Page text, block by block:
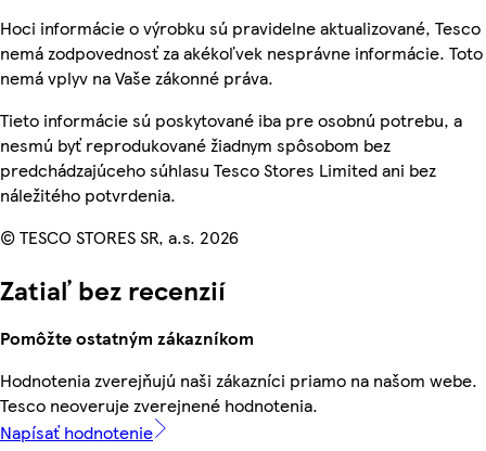
Hoci informácie o výrobku sú pravidelne aktualizované, Tesco
nemá zodpovednosť za akékoľvek nesprávne informácie. Toto
nemá vplyv na Vaše zákonné práva.
Tieto informácie sú poskytované iba pre osobnú potrebu, a
nesmú byť reprodukované žiadnym spôsobom bez
predchádzajúceho súhlasu Tesco Stores Limited ani bez
náležitého potvrdenia.
© TESCO STORES SR, a.s. 2026
Zatiaľ bez recenzií
Pomôžte ostatným zákazníkom
Hodnotenia zverejňujú naši zákazníci priamo na našom webe.
Tesco neoveruje zverejnené hodnotenia.
Napísať hodnotenie